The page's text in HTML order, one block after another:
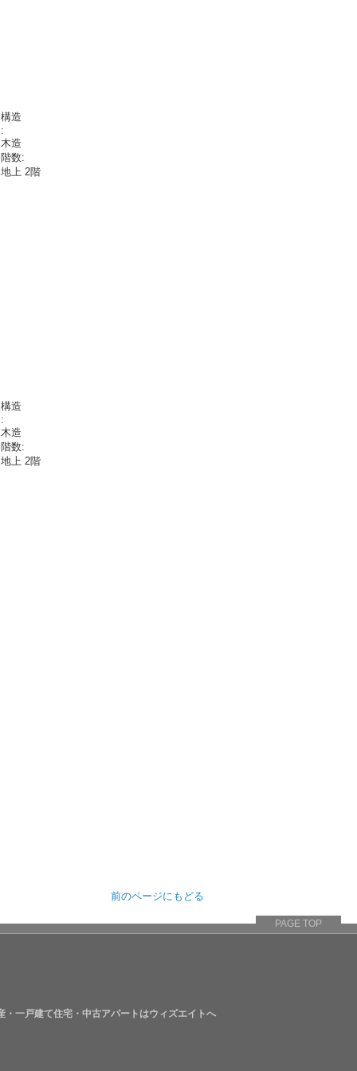
構造
:
木造
階数:
地上 2階
構造
:
木造
階数:
地上 2階
前のページにもどる
PAGE TOP
一戸建て住宅・中古アパートはウィズエイトへ